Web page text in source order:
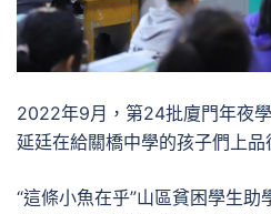
2022年9月，第24批廈門年夜
延廷在給關橋中學的孩子們上
“這條小魚在乎”山區貧困學生